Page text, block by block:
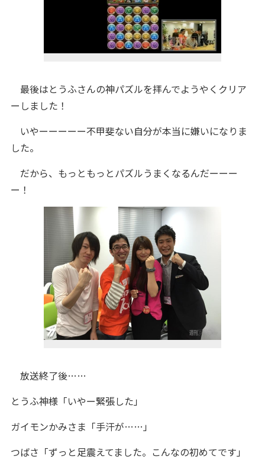
最後はとうふさんの神パズルを拝んでようやくクリア
ーしました！
いやーーーーー不甲斐ない自分が本当に嫌いになりま
した。
だから、もっともっとパズルうまくなるんだーーー
ー！
放送終了後……
とうふ神様「いやー緊張した」
ガイモンかみさま「手汗が……」
つばさ「ずっと足震えてました。こんなの初めてです」